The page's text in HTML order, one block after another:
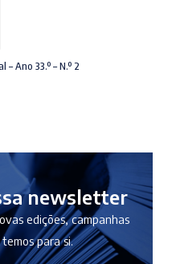
Ano 33.º – N.º 2
newsletter
edições, campanhas
para si.